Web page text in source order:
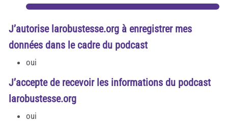
J’autorise larobustesse.org à enregistrer mes
données dans le cadre du podcast
oui
J’accepte de recevoir les informations du podcast
larobustesse.org
oui